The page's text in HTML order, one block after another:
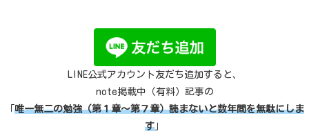
LINE公式アカウント友だち追加すると、
note掲載中（有料）記事の
唯一無二の勉強（第１章～第７章）読まないと数年間を無駄にしま
す